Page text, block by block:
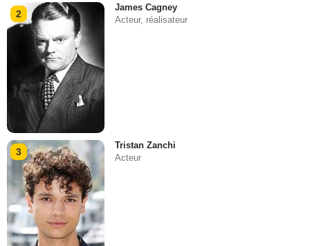
2
James Cagney
Acteur, réalisateur
3
Tristan Zanchi
Acteur